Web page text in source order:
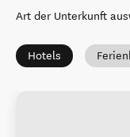
Art der Unterkunft
Hotels